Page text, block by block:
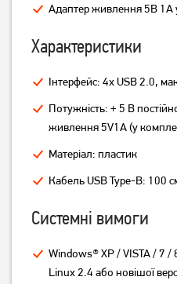
UHB-U2P4-04
199грн
Адаптер живлення 5В 1А
Характеристики
Інтерфейс: 4x USB 2.0,
Потужність: + 5 В
живлення 5V1А (у
Матеріал: пластик
Кабель USB Type-В: 100
Системні вимоги
Windows® XP / VISTA / 7 /
Linux 2.4 або новішої